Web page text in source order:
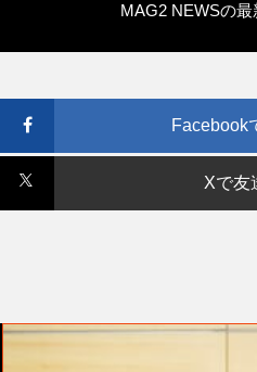
MAG2 NEWSの
Facebook
Xで友